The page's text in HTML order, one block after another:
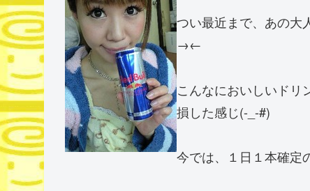
つい最近まで、あの大
→←
こんなにおいしいドリ
損した感じ(-_-#)
今では、１日１本確